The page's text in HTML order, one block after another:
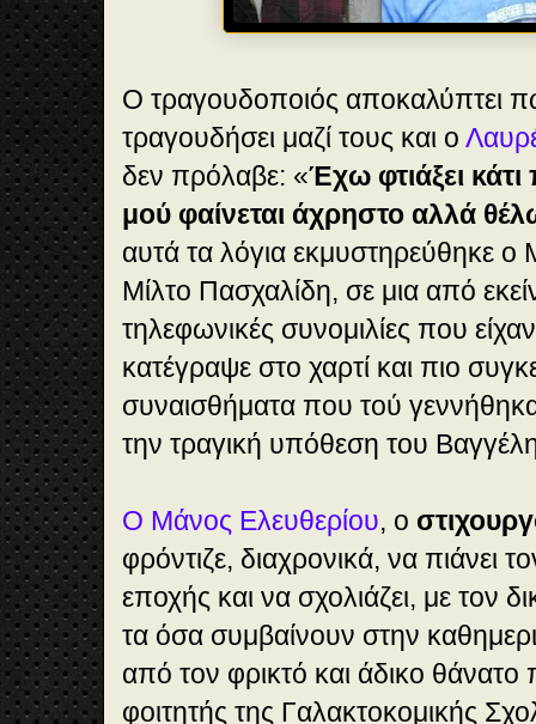
Ο τραγουδοποιός αποκαλύπτει
τραγουδήσει μαζί τους και ο
δεν πρόλαβε: «Έχω φτιάξει κάτι
μού φαίνεται άχρηστο αλλά
αυτά τα λόγια εκμυστηρεύθηκε
Μίλτο Πασχαλίδη, σε μια από
τηλεφωνικές συνομιλίες που
κατέγραψε στο χαρτί και πιο
συναισθήματα που τού
την τραγική υπόθεση του
Ο Μάνος Ελευθερίου, ο
φρόντιζε, διαχρονικά, να πιάνει
εποχής και να σχολιάζει, με τον
τα όσα συμβαίνουν στην
από τον φρικτό και άδικο
φοιτητής της Γαλακτοκομικής